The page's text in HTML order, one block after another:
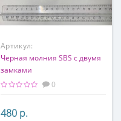
Артикул:
Черная молния SBS с двумя
замками
0
480 р.